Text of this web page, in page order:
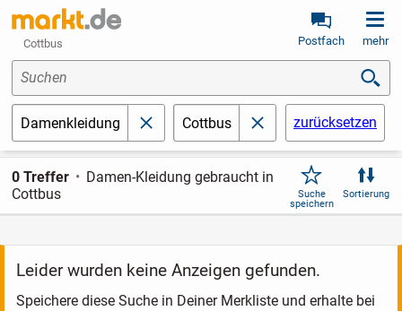
Cottbus Postfach mehr
Suchen
Damenkleidung schließenCottbus schließenzurücksetzen
0 Treffer
Damen-Kleidung gebraucht in
Cottbus
Suche
speichern
Sortierung
Leider wurden keine Anzeigen gefunden.
Speichere diese Suche in Deiner Merkliste und erhalte bei